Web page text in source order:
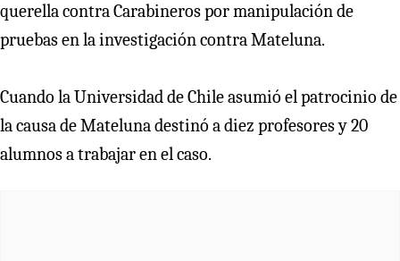
querella contra Carabineros por manipulación de
pruebas en la investigación contra Mateluna.
Cuando la Universidad de Chile asumió el patrocinio de
la causa de Mateluna destinó a diez profesores y 20
alumnos a trabajar en el caso.